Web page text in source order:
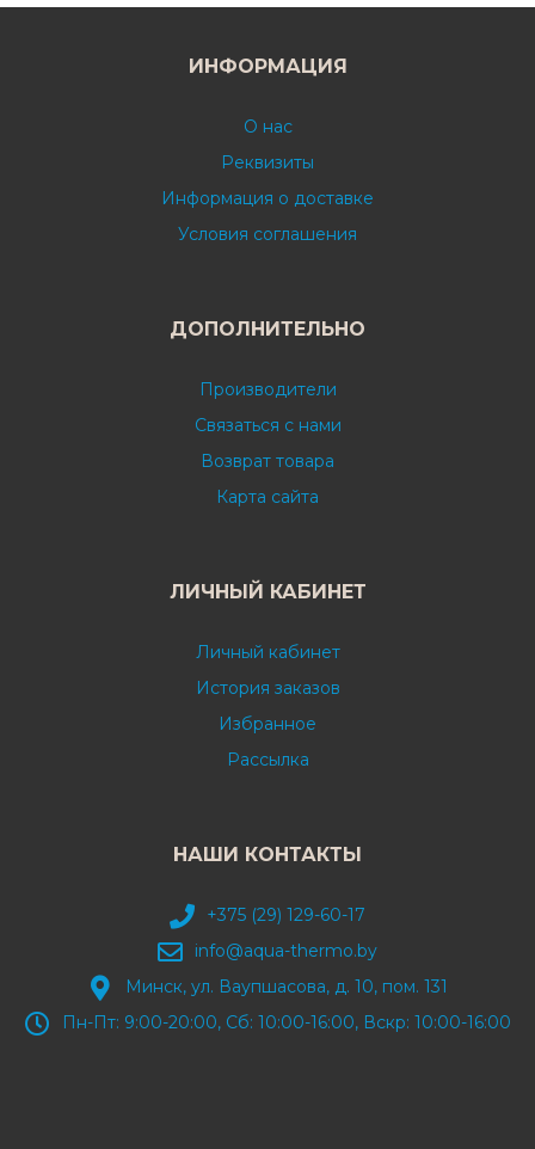
ИНФОРМАЦИЯ
О нас
Реквизиты
Информация о доставке
Условия соглашения
ДОПОЛНИТЕЛЬНО
Производители
Связаться с нами
Возврат товара
Карта сайта
ЛИЧНЫЙ КАБИНЕТ
Личный кабинет
История заказов
Избранное
Рассылка
НАШИ КОНТАКТЫ
+375 (29) 129-60-17
info@aqua-thermo.by
Минск, ул. Ваупшасова, д. 10, пом. 131
Пн-Пт: 9:00-20:00, Сб: 10:00-16:00, Вскр: 10:00-16:00